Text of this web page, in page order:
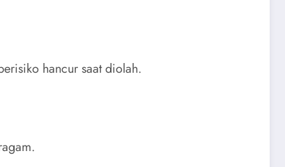
hancur saat diolah.